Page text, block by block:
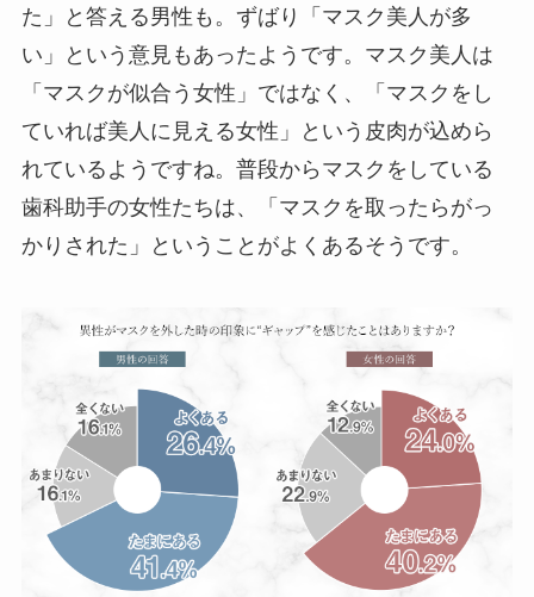
た」と答える男性も。ずばり「マスク美人が多
い」という意見もあったようです。マスク美人は
「マスクが似合う女性」ではなく、「マスクをし
ていれば美人に見える女性」という皮肉が込めら
れているようですね。普段からマスクをしている
歯科助手の女性たちは、「マスクを取ったらがっ
かりされた」ということがよくあるそうです。